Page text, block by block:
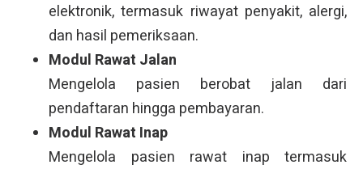
elektronik, termasuk riwayat penyakit, alergi,
dan hasil pemeriksaan.
Modul Rawat Jalan
Mengelola pasien berobat jalan dari
pendaftaran hingga pembayaran.
Modul Rawat Inap
Mengelola pasien rawat inap termasuk